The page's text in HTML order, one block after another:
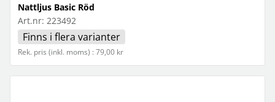
Nattljus Basic Röd
Art.nr: 223492
Finns i flera varianter
Rek. pris (inkl. moms) : 79,00 kr